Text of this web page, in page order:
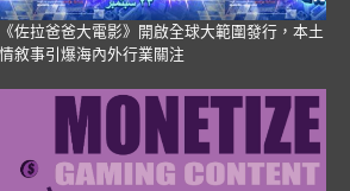
佐拉爸爸大電影》開啟全球大範圍發行，本土
敘事引爆海內外行業關注